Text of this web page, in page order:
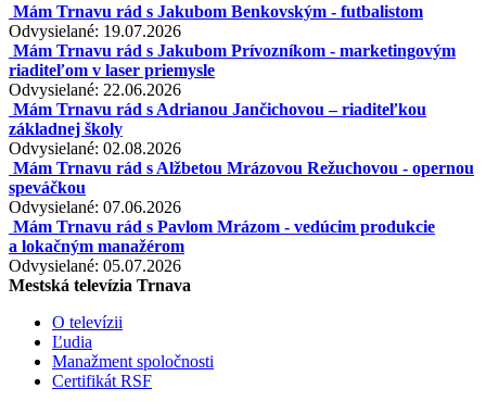
Mám Trnavu rád s Jakubom Benkovským - futbalistom
Odvysielané: 19.07.2026
Mám Trnavu rád s Jakubom Prívozníkom - marketingovým
riaditeľom v laser priemysle
Odvysielané: 22.06.2026
Mám Trnavu rád s Adrianou Jančichovou – riaditeľkou
základnej školy
Odvysielané: 02.08.2026
Mám Trnavu rád s Alžbetou Mrázovou Režuchovou - opernou
speváčkou
Odvysielané: 07.06.2026
Mám Trnavu rád s Pavlom Mrázom - vedúcim produkcie
a lokačným manažérom
Odvysielané: 05.07.2026
Mestská televízia Trnava
O televízii
Ľudia
Manažment spoločnosti
Certifikát RSF